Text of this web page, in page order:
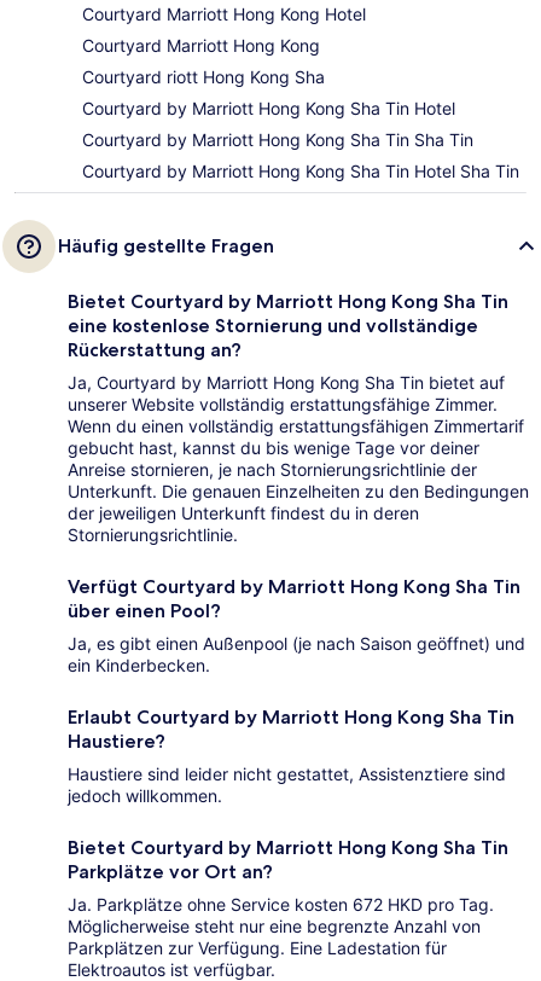
Courtyard Marriott Hong Kong Hotel
Courtyard Marriott Hong Kong
Courtyard riott Hong Kong Sha
Courtyard by Marriott Hong Kong Sha Tin Hotel
Courtyard by Marriott Hong Kong Sha Tin Sha Tin
Courtyard by Marriott Hong Kong Sha Tin Hotel Sha Tin
Häufig gestellte Fragen
Bietet Courtyard by Marriott Hong Kong Sha Tin
eine kostenlose Stornierung und vollständige
Rückerstattung an?
Ja, Courtyard by Marriott Hong Kong Sha Tin bietet auf
unserer Website vollständig erstattungsfähige Zimmer.
Wenn du einen vollständig erstattungsfähigen Zimmertarif
gebucht hast, kannst du bis wenige Tage vor deiner
Anreise stornieren, je nach Stornierungsrichtlinie der
Unterkunft. Die genauen Einzelheiten zu den Bedingungen
der jeweiligen Unterkunft findest du in deren
Stornierungsrichtlinie.
Verfügt Courtyard by Marriott Hong Kong Sha Tin
über einen Pool?
Ja, es gibt einen Außenpool (je nach Saison geöffnet) und
ein Kinderbecken.
Erlaubt Courtyard by Marriott Hong Kong Sha Tin
Haustiere?
Haustiere sind leider nicht gestattet, Assistenztiere sind
jedoch willkommen.
Bietet Courtyard by Marriott Hong Kong Sha Tin
Parkplätze vor Ort an?
Ja. Parkplätze ohne Service kosten 672 HKD pro Tag.
Möglicherweise steht nur eine begrenzte Anzahl von
Parkplätzen zur Verfügung. Eine Ladestation für
Elektroautos ist verfügbar.